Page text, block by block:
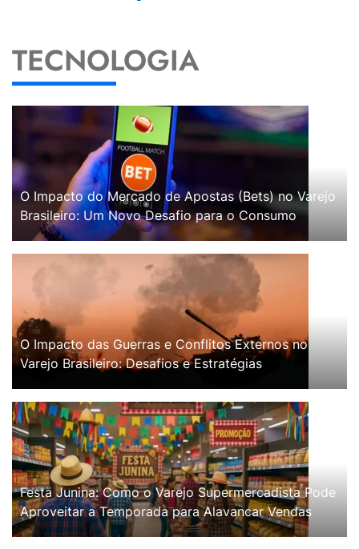
TECNOLOGIA
O Impacto do Mercado de Apostas (Bets) no Varejo
Brasileiro: Um Novo Desafio para o Consumo
O Impacto das Guerras e Conflitos Externos no
Varejo Brasileiro: Desafios e Estratégias
Festa Junina: Como o Varejo Supermercadista Pode
Aproveitar a Temporada para Alavancar Vendas